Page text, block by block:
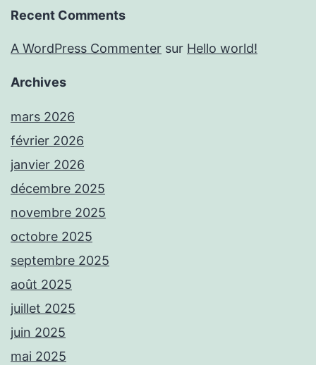
Recent Comments
A WordPress Commenter sur Hello world!
Archives
mars 2026
février 2026
janvier 2026
décembre 2025
novembre 2025
octobre 2025
septembre 2025
août 2025
juillet 2025
juin 2025
mai 2025